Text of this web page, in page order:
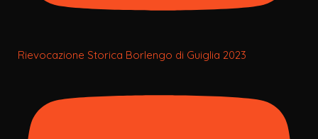
Rievocazione Storica Borlengo di Guiglia 2023